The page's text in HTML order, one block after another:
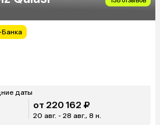
даты
от 220 162 ₽
20 авг. - 28 авг., 8 н.